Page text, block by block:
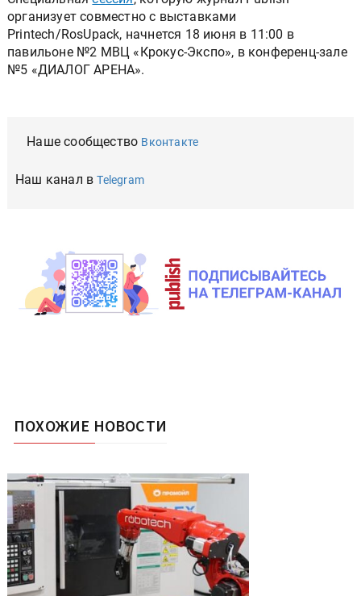
организует совместно с выставками
Printech/RosUpack, начнется 18 июня в 11:00 в
павильоне №2 МВЦ «Крокус-Экспо», в конференц-зале
№5 «ДИАЛОГ АРЕНА».
Наше сообщество Вконтакте
Наш канал вTelegram
ПОХОЖИЕ НОВОСТИ